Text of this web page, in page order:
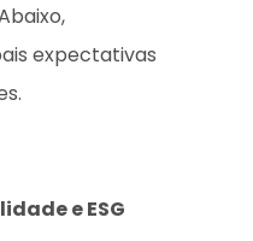
expectativas
e ESG